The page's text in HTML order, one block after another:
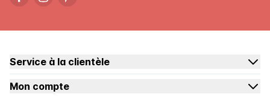
Service à la clientèle
Mon compte